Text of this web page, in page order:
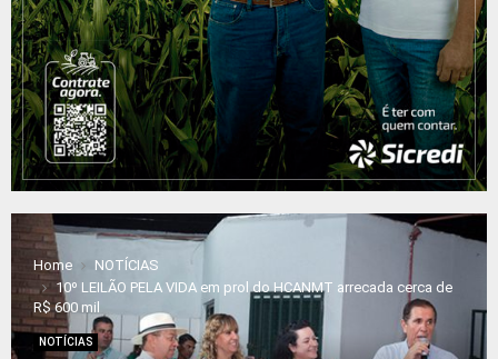
Home
NOTÍCIAS
10º LEILÃO PELA VIDA em prol do HCANMT arrecada cerca de
R$ 600 mil
NOTÍCIAS